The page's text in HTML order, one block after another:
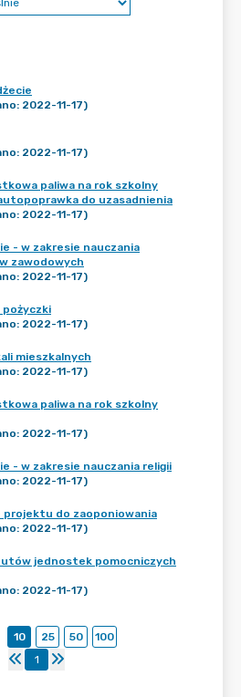
2022-11-17)
2022-11-17)
paliwa na rok szkolny
do uzasadnienia
2022-11-17)
- w zakresie nauczania
zawodowych
2022-11-17)
pożyczki
2022-11-17)
mieszkalnych
2022-11-17)
paliwa na rok szkolny
2022-11-17)
- w zakresie nauczania religii
2022-11-17)
projektu do zaoponiowania
2022-11-17)
jednostek pomocniczych
2022-11-17)
10 25 50
100
1